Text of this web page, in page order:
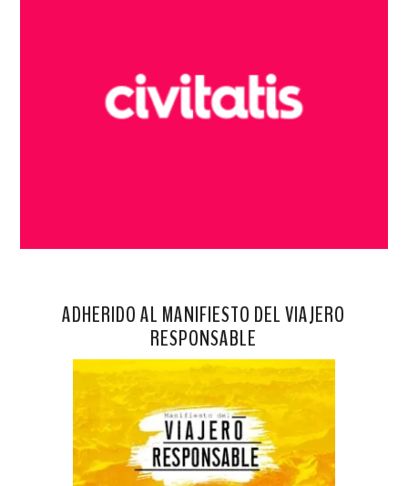
ADHERIDO AL MANIFIESTO DEL VIAJERO
RESPONSABLE